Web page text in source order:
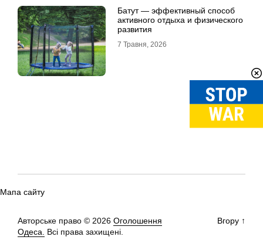
Батут — эффективный способ
активного отдыха и физического
развития
7 Травня, 2026
Мапа сайту
Авторське право © 2026 Оголошення
Одеса.
Всі права захищені.
Вгору ↑